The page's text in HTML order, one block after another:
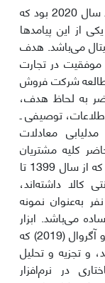
همه‌گیری کووید ۱۹ در جهان مهم‌ترین رویداد سال 2020 بود که
از این پیامدها
می‌باشد. هدف
در تجارت
شرکت فروش
به لحاظ هدف،
توصیفی ـ
همبستگی و به‌طور مشخص مبتنی بر مدل‎یابی معادلات
کلیه مشتریان
شرکت فروش اینترنتی دی جی کالا در تهران که از سال 1399 تا
2 خرید اینترنتی کالا داشته‌اند،
و بر طبق جدول مورگان، 384 نفر به‌عنوان نمونه
می‌باشد. ابزار
گردآوری در پژوهش حاضر پرسشنامه شارما و آگروال (2019) که
و تجزیه و تحلیل
در نرم‌افزار